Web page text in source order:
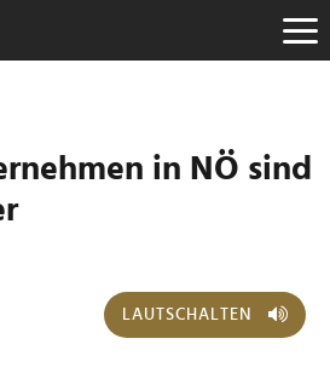
in NÖ sind
LAUTSCHALTEN